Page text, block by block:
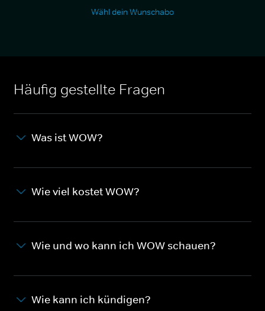
Wähl dein Wunschabo
Häufig gestellte Fragen
Was ist WOW?
Wie viel kostet WOW?
Wie und wo kann ich WOW schauen?
Wie kann ich kündigen?